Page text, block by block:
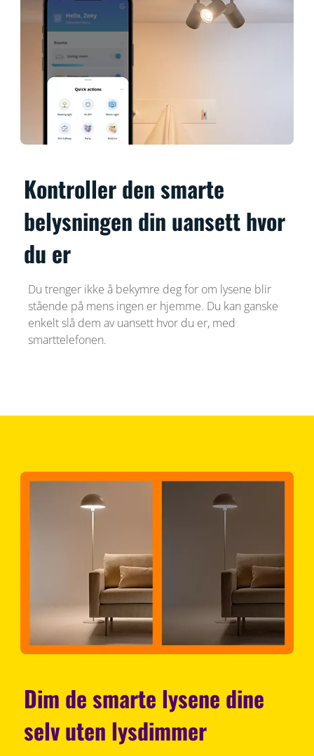
Kontroller den smarte
belysningen din uansett hvor
du er
Du trenger ikke å bekymre deg for om lysene blir
stående på mens ingen er hjemme. Du kan ganske
enkelt slå dem av uansett hvor du er, med
smarttelefonen.
Dim de smarte lysene dine
selv uten lysdimmer